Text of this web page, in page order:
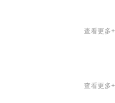
查看更多+
查看更多+